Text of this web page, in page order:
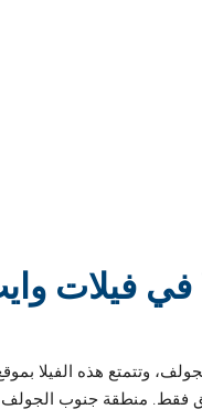
فيلات
وتتمتع هذه الفيلا
فقط. منطقة جنوب